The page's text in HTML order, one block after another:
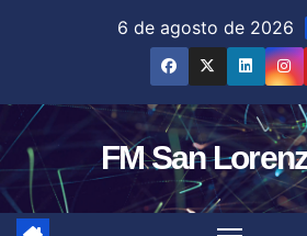
6 de agosto de 2026
FM San